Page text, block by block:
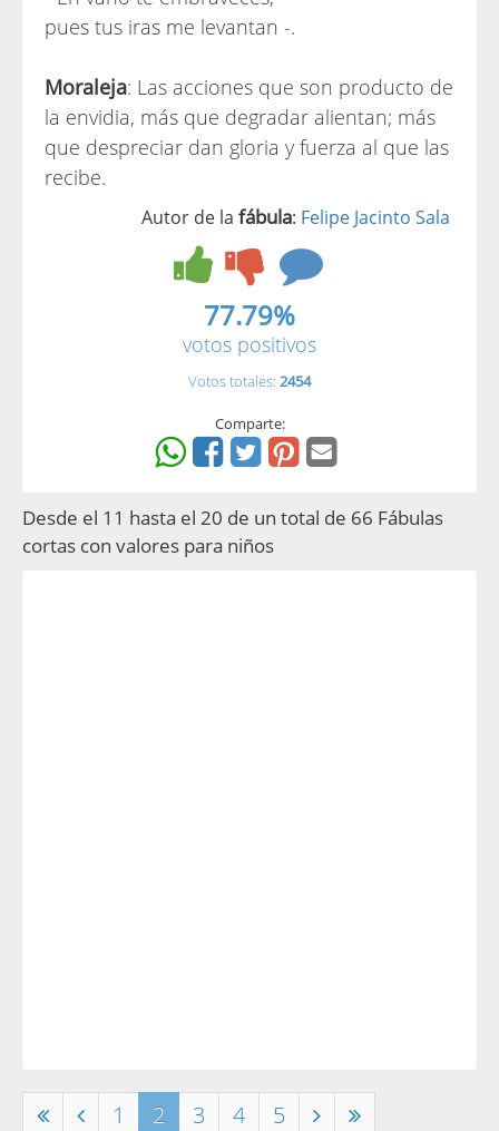
pues tus iras me levantan -.
Moraleja: Las acciones que son producto de
la envidia, más que degradar alientan; más
que despreciar dan gloria y fuerza al que las
recibe.
Autor de la fábula: Felipe Jacinto Sala
77.79%
votos positivos
Votos totales: 2454
Comparte:
Desde el 11 hasta el 20 de un total de 66 Fábulas
cortas con valores para niños
1 2 3 4 5